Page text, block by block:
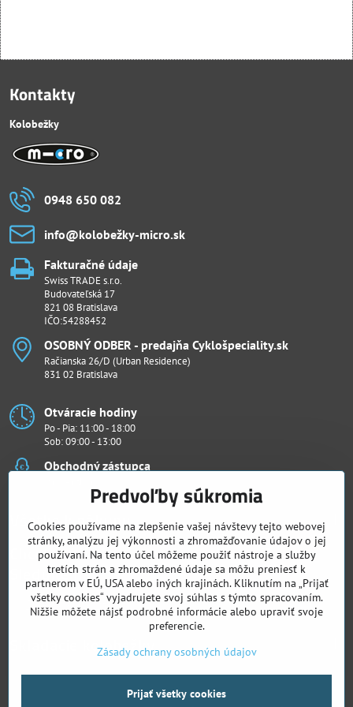
Kontakty
Kolobežky
0948 650 082
info​@kolobežky-micro​.sk
Fakturačné údaje
Swiss TRADE s.r.o.
Budovateľská 17
821 08 Bratislava
IČO:54288452
OSOBNÝ ODBER - predajňa Cyklošpeciality​.sk
Račianska 26/D (Urban Residence)
831 02 Bratislava
Otváracie hodiny
Po - Pia: 11:00 - 18:00
Sob: 09:00 - 13:00
Obchodný zástupca
Všetko k nákupu
Chcete vidieť naše novinky ako prví?
Sledujte nás
Facebook Instagram
Skladacie kolobežky
©2026Copyright
Predvoľby súkromia
Cookies používame na zlepšenie vašej návštevy tejto webovej
stránky, analýzu jej výkonnosti a zhromažďovanie údajov o jej
používaní. Na tento účel môžeme použiť nástroje a služby
tretích strán a zhromaždené údaje sa môžu preniesť k
partnerom v EÚ, USA alebo iných krajinách. Kliknutím na „Prijať
všetky cookies“ vyjadrujete svoj súhlas s týmto spracovaním.
Nižšie môžete nájsť podrobné informácie alebo upraviť svoje
preferencie.
Zásady ochrany osobných údajov
Prijať všetky cookies